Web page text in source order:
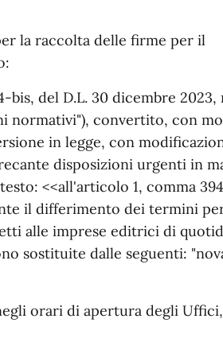
la raccolta delle firme per il
del D.L. 30 dicembre 2023,
normativi"), convertito, con
in legge, con
disposizioni urgenti in
<<all'articolo 1, comma
il differimento dei termini
alle imprese editrici di
sostituite dalle seguenti:
orari di apertura degli Uffici,